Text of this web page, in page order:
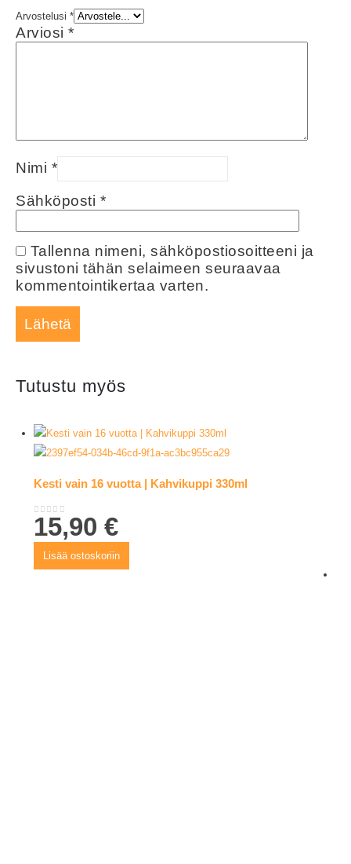
Arvostelusi *
Arviosi *
Nimi *
Sähköposti *
Tallenna nimeni, sähköpostiosoitteeni ja
sivustoni tähän selaimeen seuraavaa
kommentointikertaa varten.
Tutustu myös
Kesti vain 16 vuotta | Kahvikuppi 330ml
0out of 5
15,90€
Lisää ostoskoriin